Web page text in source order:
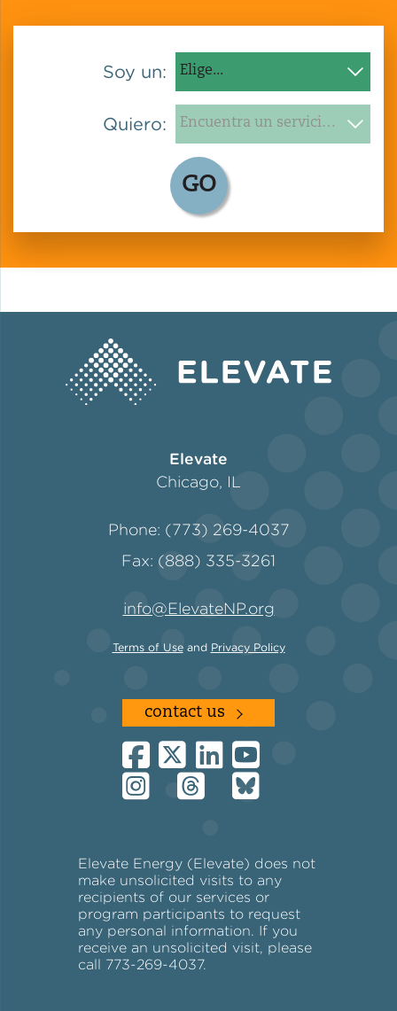
Soy un:
Quiero:
GO
Elevate
Chicago, IL
Phone: (773) 269-4037
Fax: (888) 335-3261
info@ElevateNP.org
Terms of Useand Privacy Policy
contact us
Elevate Energy (Elevate) does not
make unsolicited visits to any
recipients of our services or
program participants to request
any personal information. If you
receive an unsolicited visit, please
call 773-269-4037.